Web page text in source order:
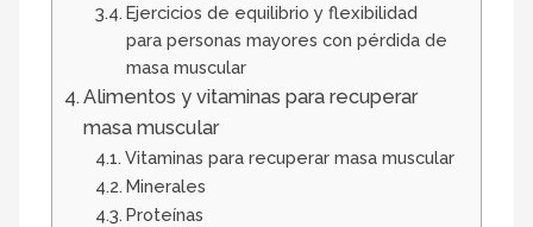
Ejercicios de equilibrio y flexibilidad
para personas mayores con pérdida de
masa muscular
Alimentos y vitaminas para recuperar
masa muscular
Vitaminas para recuperar masa muscular
Minerales
Proteínas